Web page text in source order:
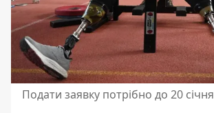
Подати заявку потрібно до 20 січня